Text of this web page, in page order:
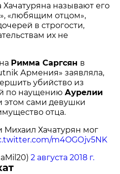
называют его
«любящим отцом»,
в строгости,
их не
Римма Саргсян в
Армения» заявляла,
убийство из
по наущениюАурелии
этом сами девушки
отца.
Хачатурян мог
m4OGOjv5NK
2 августа 2018 г.